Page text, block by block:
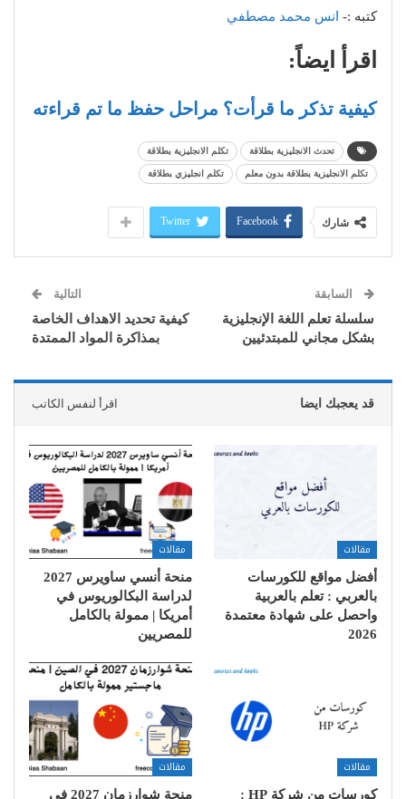
كتبه :- انس محمد مصطفي
اقرأ ايضاً:
كيفية تذكر ما قرأت؟ مراحل حفظ ما تم قراءته
تحدث الانجليزية بطلاقة تكلم الانجليزية بطلاقة
تكلم الانجليزية بطلاقة بدون معلم تكلم انجليزي بطلاقة
شارك Facebook
Twitter
السابقة
سلسلة تعلم اللغة الإنجليزية
بشكل مجاني للمبتدئيين
التالية
كيفية تحديد الاهداف الخاصة
بمذاكرة المواد الممتدة
قد يعجبك ايضا اقرأ لنفس الكاتب
مقالات
أفضل مواقع للكورسات
بالعربي : تعلم بالعربية
واحصل على شهادة معتمدة
2026
مقالات
منحة أنسي ساويرس 2027
لدراسة البكالوريوس في
أمريكا | ممولة بالكامل
للمصريين
مقالات
كورسات من شركة HP :
مقالات
منحة شوارزمان 2027 في